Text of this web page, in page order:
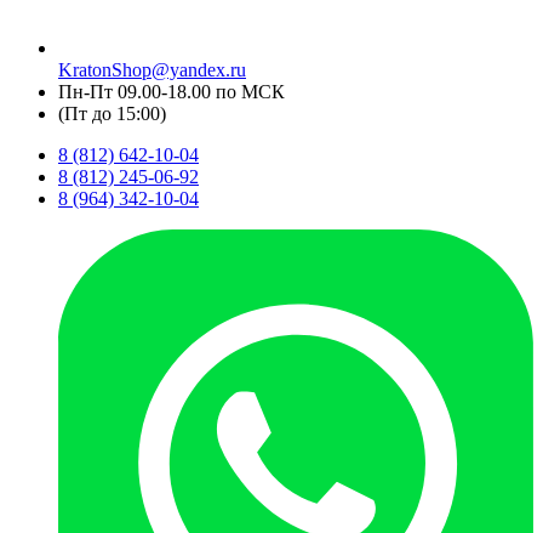
KratonShop@yandex.ru
Пн-Пт 09.00-18.00 по МСК
(Пт до 15:00)
8 (812) 642-10-04
8 (812) 245-06-92
8 (964) 342-10-04